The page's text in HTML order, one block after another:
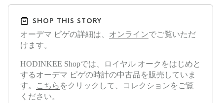
SHOP THIS STORY
オーデマ ピゲの詳細は、 オンラインでご覧いただ
けます。
HODINKEE Shopでは、ロイヤル オークをはじめと
するオーデマ ピゲの時計の中古品を販売していま
す。
こちら をクリックして、コレクションをご覧
ください。